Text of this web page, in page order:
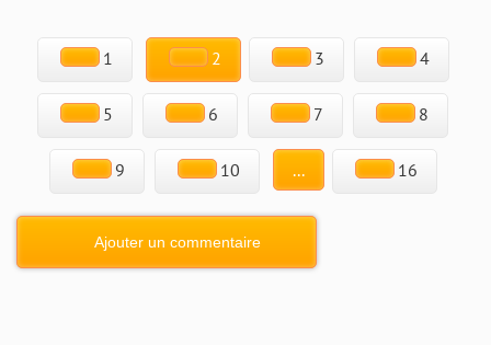
1 2 3 4
5 6 7 8
9 10 ... 16
Ajouter un commentaire